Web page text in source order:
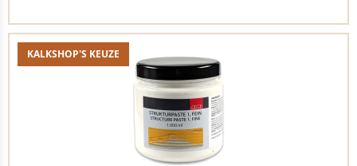
KALKSHOP'S KEUZE